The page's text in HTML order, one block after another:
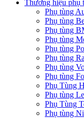
Thương hiệu phụ
Phụ tùng
Phụ tùng
Phụ tùng
Phụ tùng
Phụ tùng
Phụ tùng
Phụ tùng
Phụ tùng
Phụ Tùng
Phụ tùng
Phụ Tùng
Phụ tùng